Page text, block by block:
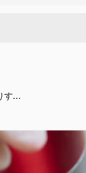
安全な若いきれいな顧客の女性によるハードウェアカーボンピーリングを手作りする美容師のクローズアップ